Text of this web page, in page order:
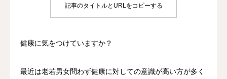
記事のタイトルとURLをコピーする
健康に気をつけていますか？
最近は老若男女問わず健康に対しての意識が高い方が多く